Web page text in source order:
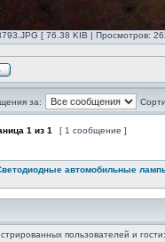
[ 76.38 KIB | Просмотров:
за:
1 из 1 [ 1 сообщение ]
автомобильные
пользователей и